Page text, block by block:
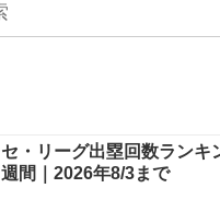
セ・リーグ出塁回数ランキ
週間｜2026年8/3まで